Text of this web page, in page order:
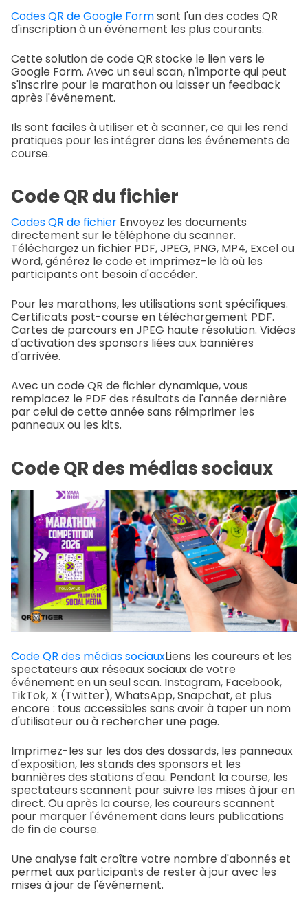
Codes QR de Google Formsont l'un des codes QR
d'inscription à un événement les plus courants.
Cette solution de code QR stocke le lien vers le
Google Form. Avec un seul scan, n'importe qui peut
s'inscrire pour le marathon ou laisser un feedback
après l'événement.
Ils sont faciles à utiliser et à scanner, ce qui les rend
pratiques pour les intégrer dans les événements de
course.
Code QR du fichier
Codes QR de fichier Envoyez les documents
directement sur le téléphone du scanner.
Téléchargez un fichier PDF, JPEG, PNG, MP4, Excel ou
Word, générez le code et imprimez-le là où les
participants ont besoin d'accéder.
Pour les marathons, les utilisations sont spécifiques.
Certificats post-course en téléchargement PDF.
Cartes de parcours en JPEG haute résolution. Vidéos
d'activation des sponsors liées aux bannières
d'arrivée.
Avec un code QR de fichier dynamique, vous
remplacez le PDF des résultats de l'année dernière
par celui de cette année sans réimprimer les
panneaux ou les kits.
Code QR des médias sociaux
Code QR des médias sociauxLiens les coureurs et les
spectateurs aux réseaux sociaux de votre
événement en un seul scan. Instagram, Facebook,
TikTok, X (Twitter), WhatsApp, Snapchat, et plus
encore : tous accessibles sans avoir à taper un nom
d'utilisateur ou à rechercher une page.
Imprimez-les sur les dos des dossards, les panneaux
d'exposition, les stands des sponsors et les
bannières des stations d'eau. Pendant la course, les
spectateurs scannent pour suivre les mises à jour en
direct. Ou après la course, les coureurs scannent
pour marquer l'événement dans leurs publications
de fin de course.
Une analyse fait croître votre nombre d'abonnés et
permet aux participants de rester à jour avec les
mises à jour de l'événement.